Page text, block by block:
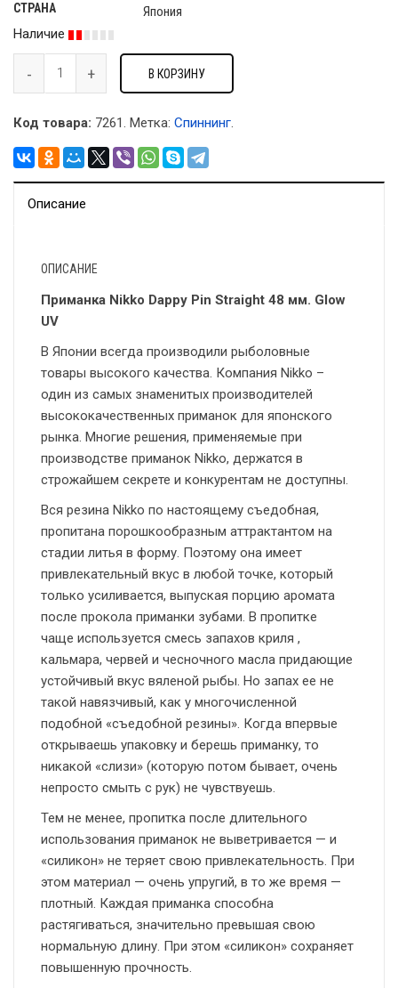
СТРАНА
Япония
Наличие
В КОРЗИНУ
Код товара: 7261. Метка: Спиннинг.
Описание
ОПИСАНИЕ
Приманка Nikko Dappy Pin Straight 48 мм. Glow
UV
В Японии всегда производили рыболовные
товары высокого качества. Компания Nikko –
один из самых знаменитых производителей
высококачественных приманок для японского
рынка. Многие решения, применяемые при
производстве приманок Nikko, держатся в
строжайшем секрете и конкурентам не доступны.
Вся резина Nikko по настоящему съедобная,
пропитана порошкообразным аттрактантом на
стадии литья в форму. Поэтому она имеет
привлекательный вкус в любой точке, который
только усиливается, выпуская порцию аромата
после прокола приманки зубами. В пропитке
чаще используется смесь запахов криля ,
кальмара, червей и чесночного масла придающие
устойчивый вкус вяленой рыбы. Но запах ее не
такой навязчивый, как у многочисленной
подобной «съедобной резины». Когда впервые
открываешь упаковку и берешь приманку, то
никакой «слизи» (которую потом бывает, очень
непросто смыть с рук) не чувствуешь.
Тем не менее, пропитка после длительного
использования приманок не выветривается — и
«силикон» не теряет свою привлекательность. При
этом материал — очень упругий, в то же время —
плотный. Каждая приманка способна
растягиваться, значительно превышая свою
нормальную длину. При этом «силикон» сохраняет
повышенную прочность.